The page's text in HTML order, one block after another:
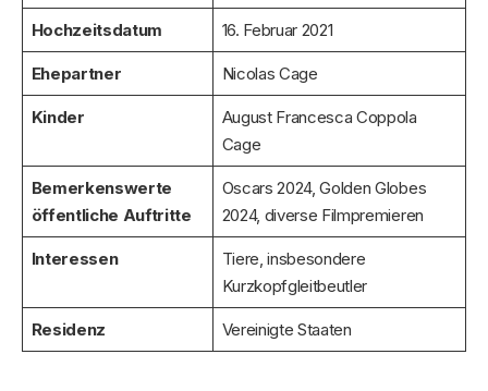
Hochzeitsdatum 16. Februar 2021
Ehepartner Nicolas Cage
Kinder
August Francesca Coppola
Cage
Bemerkenswerte
öffentliche Auftritte
Oscars 2024, Golden Globes
2024, diverse Filmpremieren
Interessen
Tiere, insbesondere
Kurzkopfgleitbeutler
Residenz Vereinigte Staaten